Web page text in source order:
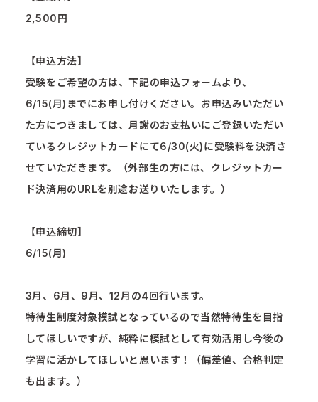
2,500円
【申込方法】
受験をご希望の方は、下記の申込フォームより、
6/15(月)までにお申し付けください。お申込みいただい
た方につきましては、月謝のお支払いにご登録いただい
ているクレジットカードにて6/30(火)に受験料を決済さ
せていただきます。（外部生の方には、クレジットカー
ド決済用のURLを別途お送りいたします。）
【申込締切】
6/15(月)
3月、6月、9月、12月の4回行います。
特待生制度対象模試となっているので当然特待生を目指
してほしいですが、純粋に模試として有効活用し今後の
学習に活かしてほしいと思います！（偏差値、合格判定
も出ます。）